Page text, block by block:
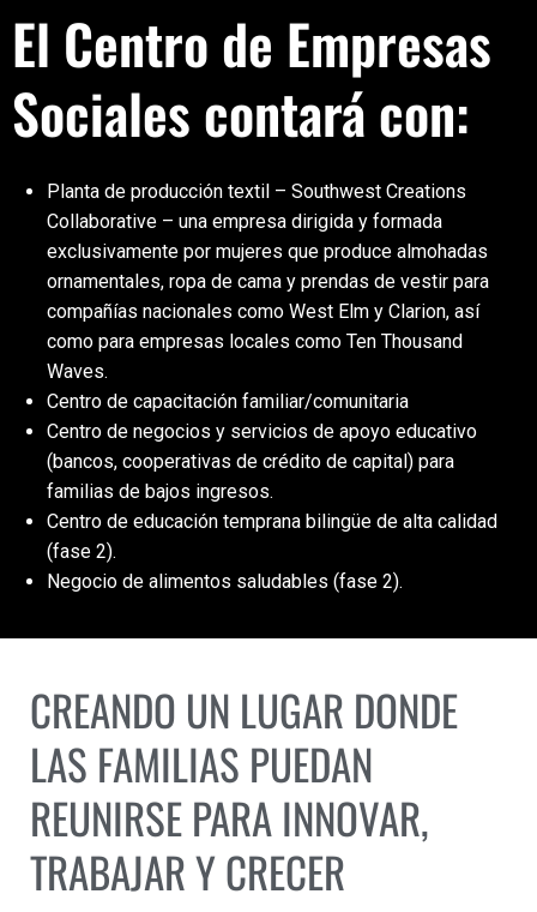
El Centro de Empresas
Sociales contará con:
Planta de producción textil – Southwest Creations
Collaborative – una empresa dirigida y formada
exclusivamente por mujeres que produce almohadas
ornamentales, ropa de cama y prendas de vestir para
compañías nacionales como West Elm y Clarion, así
como para empresas locales como Ten Thousand
Waves.
Centro de capacitación familiar/comunitaria
Centro de negocios y servicios de apoyo educativo
(bancos, cooperativas de crédito de capital) para
familias de bajos ingresos.
Centro de educación temprana bilingüe de alta calidad
(fase 2).
Negocio de alimentos saludables (fase 2).
CREANDO UN LUGAR DONDE
LAS FAMILIAS PUEDAN
REUNIRSE PARA INNOVAR,
TRABAJAR Y CRECER